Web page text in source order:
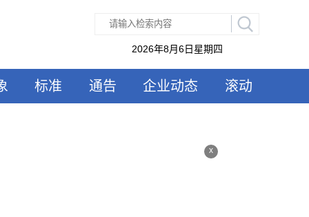
2026年8月6日星期四
标准 通告 企业动态 滚动
x